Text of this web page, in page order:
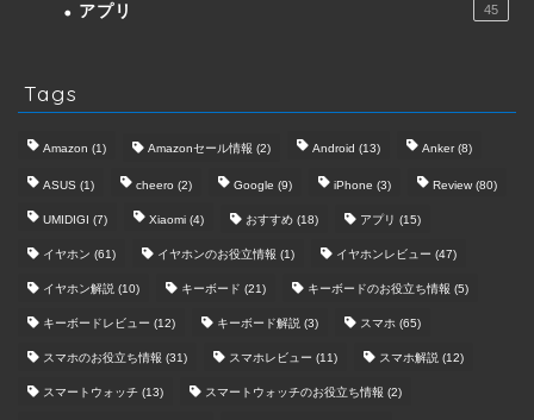
アプリ 45
Tags
Amazon (1) Amazonセール情報 (2) Android (13) Anker(8)
ASUS (1) cheero (2) Google (9) iPhone (3) Review (80)
UMIDIGI (7) Xiaomi (4) おすすめ (18) アプリ (15)
イヤホン (61) イヤホンのお役立情報 (1) イヤホンレビュー (47)
イヤホン解説 (10) キーボード (21) キーボードのお役立ち情報 (5)
キーボードレビュー (12) キーボード解説 (3) スマホ (65)
スマホのお役立ち情報 (31) スマホレビュー (11) スマホ解説 (12)
スマートウォッチ (13) スマートウォッチのお役立ち情報 (2)